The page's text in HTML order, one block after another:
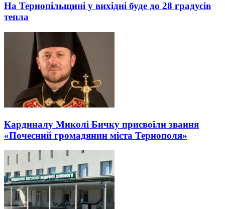
На Тернопільщині у вихідні буде до 28 градусів
тепла
Кардиналу Миколі Бичку присвоїли звання
«Почесний громадянин міста Тернополя»